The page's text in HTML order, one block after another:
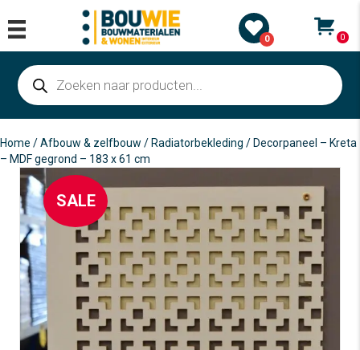
0 0
Producten
zoeken
Home /Afbouw & zelfbouw / Radiatorbekleding / Decorpaneel – Kreta
– MDF gegrond – 183 x 61 cm
SALE